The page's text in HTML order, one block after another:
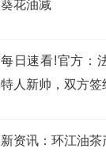
葵花油减
每日速看!官方：
特人新帅，双方签
新资讯：环江油